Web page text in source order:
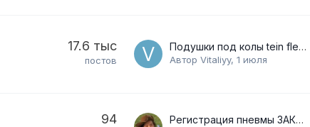
17.6 тыс
постов
Подушки под колы tein flex z
Автор Vitaliyy, 1 июля
94 Регистрация пневмы ЗАКОННО